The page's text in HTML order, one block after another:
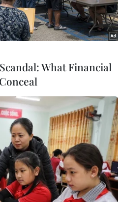
diễn ra Hội nghị Ngoại trưởng
Bản ngày 16/4/2023. (Ảnh:
TTXVN)
thượng đỉnh Nhóm các
What Financial